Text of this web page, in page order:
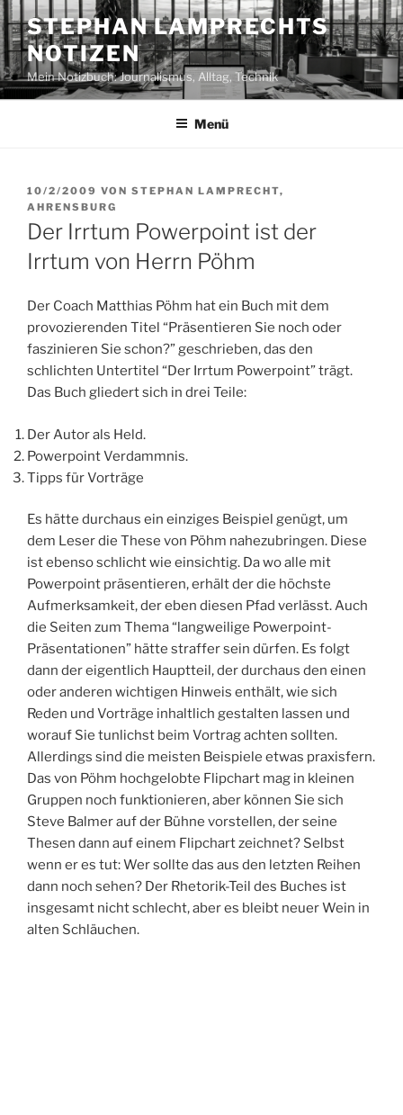
Zum
Inhalt
springen
STEPHAN LAMPRECHTS
NOTIZEN
Mein Notizbuch: Journalismus, Alltag, Technik
Menü
VERÖFFENTLICHT
AM
10/2/2009 VON STEPHAN LAMPRECHT,
AHRENSBURG
Der Irrtum Powerpoint ist der
Irrtum von Herrn Pöhm
Der Coach Matthias Pöhm hat ein Buch mit dem
provozierenden Titel “Präsentieren Sie noch oder
faszinieren Sie schon?” geschrieben, das den
schlichten Untertitel “Der Irrtum Powerpoint” trägt.
Das Buch gliedert sich in drei Teile:
Der Autor als Held.
Powerpoint Verdammnis.
Tipps für Vorträge
Es hätte durchaus ein einziges Beispiel genügt, um
dem Leser die These von Pöhm nahezubringen. Diese
ist ebenso schlicht wie einsichtig. Da wo alle mit
Powerpoint präsentieren, erhält der die höchste
Aufmerksamkeit, der eben diesen Pfad verlässt. Auch
die Seiten zum Thema “langweilige Powerpoint-
Präsentationen” hätte straffer sein dürfen. Es folgt
dann der eigentlich Hauptteil, der durchaus den einen
oder anderen wichtigen Hinweis enthält, wie sich
Reden und Vorträge inhaltlich gestalten lassen und
worauf Sie tunlichst beim Vortrag achten sollten.
Allerdings sind die meisten Beispiele etwas praxisfern.
Das von Pöhm hochgelobte Flipchart mag in kleinen
Gruppen noch funktionieren, aber können Sie sich
Steve Balmer auf der Bühne vorstellen, der seine
Thesen dann auf einem Flipchart zeichnet? Selbst
wenn er es tut: Wer sollte das aus den letzten Reihen
dann noch sehen? Der Rhetorik-Teil des Buches ist
insgesamt nicht schlecht, aber es bleibt neuer Wein in
alten Schläuchen.